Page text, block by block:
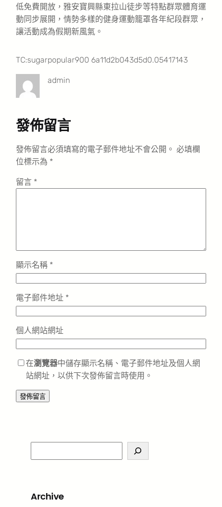
低免費開放，雅安寶興縣東拉山徒步等特點群眾體育運
動同步展開，情勢多樣的健身運動籠罩各年紀段群眾，
讓活動成為假期新風氣。
TC:sugarpopular900 6a11d2b043d5d0.05417143
admin
發佈留言
發佈留言必須填寫的電子郵件地址不會公開。 必填欄
位標示為 *
留言 *
顯示名稱 *
電子郵件地址 *
個人網站網址
在瀏覽器中儲存顯示名稱、電子郵件地址及個人網
站網址，以供下次發佈留言時使用。
e
c
Archive